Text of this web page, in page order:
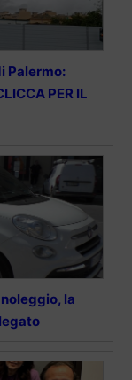
Palermo:
PER IL
la